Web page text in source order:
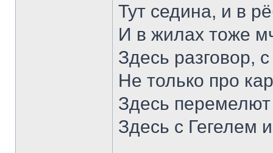
Тут седина, и в
И в жилах тоже
Здесь разговор,
Не только про
Здесь
Здесь с Гегелем